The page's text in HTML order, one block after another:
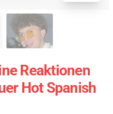
Reaktionen
Hot Spanish